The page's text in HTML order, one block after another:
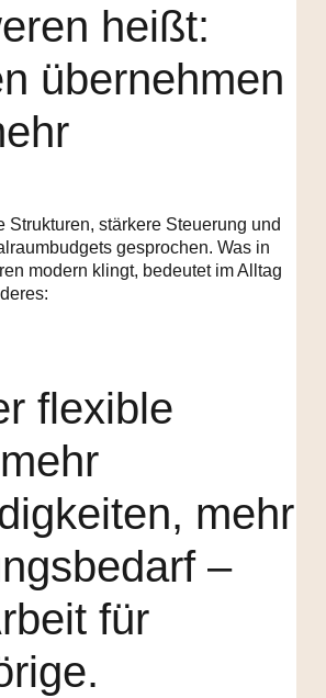
heißt:
übernehmen
Strukturen, stärkere Steuerung und
gesprochen. Was in
modern klingt, bedeutet im Alltag
flexible
mehr
–
für